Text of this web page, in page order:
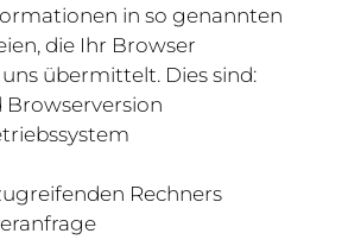
in so genannten
die Ihr Browser
übermittelt. Dies sind:
Rechners